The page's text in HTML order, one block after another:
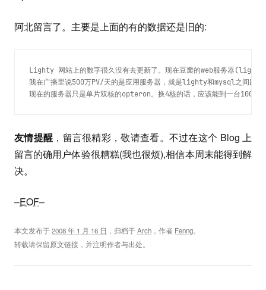
阿北留言了。主要是上面的有的数据还是旧的:
Lighty 网站上的数字很久没有去更新了。现在豆瓣的web服务器
我在广播里说500万PV/天的是应用服务器，就是lighty和mysql之间跑
现在的服务器只是单片双核的opteron。换4核的话，应该能到一台1000
友情提醒 ，留言很精彩，敬请查看。不过在这个 Blog 上
留言的确用户体验很糟糕(我也很烦),相信本周末能得到解
决。
–EOF–
本文发布于2008 年 1 月 16 日 ，归档于Arch ，作者 Fenng。
转载请保留原文链接，并注明作者与出处。